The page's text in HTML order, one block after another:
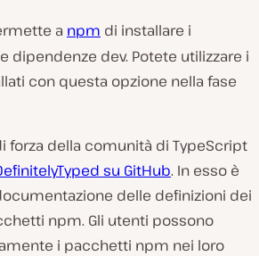
a npm di installare i
dipendenze dev. Potete utilizzare i
con questa opzione nella fase
forza della comunità di TypeScript
su GitHub. In esso è
delle definizioni dei
npm. Gli utenti possono
i pacchetti npm nei loro